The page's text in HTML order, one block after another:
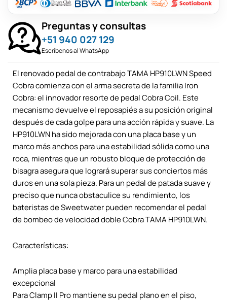
Preguntas y consultas
+51 940 027 129
Escríbenos al WhatsApp
El renovado pedal de contrabajo TAMA HP910LWN Speed ​​
Cobra comienza con el arma secreta de la familia Iron
Cobra: el innovador resorte de pedal Cobra Coil. Este
mecanismo devuelve el reposapiés a su posición original
después de cada golpe para una acción rápida y suave. La
HP910LWN ha sido mejorada con una placa base y un
marco más anchos para una estabilidad sólida como una
roca, mientras que un robusto bloque de protección de
bisagra asegura que logrará superar sus conciertos más
duros en una sola pieza. Para un pedal de patada suave y
preciso que nunca obstaculice su rendimiento, los
bateristas de Sweetwater pueden recomendar el pedal
de bombeo de velocidad doble Cobra TAMA HP910LWN.
Características:
Amplia placa base y marco para una estabilidad
excepcional
Para Clamp II Pro mantiene su pedal plano en el piso,